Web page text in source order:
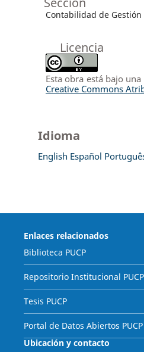
Contabilidad de Gestión
Licencia
Esta obra está bajo
Creative Commons
Idioma
English Español
Enlaces relacionados
Biblioteca PUCP
Repositorio Institucional PUCP
Tesis PUCP
Portal de Datos Abiertos PUCP
Ubicación y contacto